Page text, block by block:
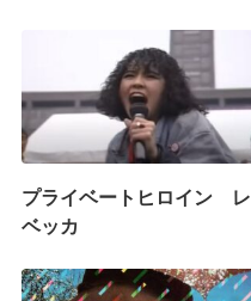
プライベートヒロイン レ
ベッカ